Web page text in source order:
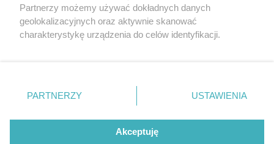
Facebook.com
Youtube.com
Partnerzy możemy używać dokładnych danych
geolokalizacyjnych oraz aktywnie skanować
charakterystykę urządzenia do celów identyfikacji.
zmienić/wycofać klikając przycisk ustawień prywatności
znajdujący się w lewym dolnym rogu strony
. Niektóre
użytkownika, ale masz prawo sprzeciwić się takiemu
PARTNERZY USTAWIENIA
Akceptuję